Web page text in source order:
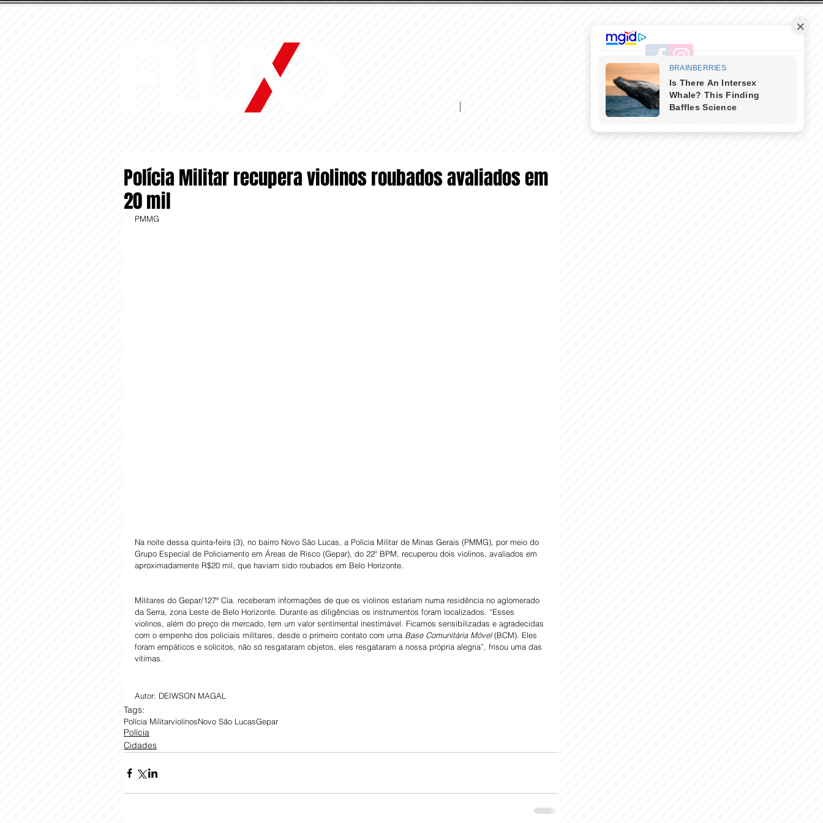
Polícia Militar recupera violinos roubados avaliados em
20 mil
PMMG
Na noite dessa quinta-feira (3), no bairro Novo São Lucas, a Polícia Militar de Minas Gerais (PMMG), por meio do
Grupo Especial de Policiamento em Áreas de Risco (Gepar), do 22º BPM, recuperou dois violinos, avaliados em
aproximadamente R$20 mil, que haviam sido roubados em Belo Horizonte.
Militares do Gepar/127ª Cia. receberam informações de que os violinos estariam numa residência no aglomerado
da Serra, zona Leste de Belo Horizonte. Durante as diligências os instrumentos foram localizados. “Esses
violinos, além do preço de mercado, tem um valor sentimental inestimável. Ficamos sensibilizadas e agradecidas
com o empenho dos policiais militares, desde o primeiro contato com uma Base Comunitária Móvel (BCM). Eles
foram empáticos e solícitos, não só resgataram objetos, eles resgataram a nossa própria alegria”, frisou uma das
vítimas.
Autor: DEIWSON MAGAL
Tags:
Polícia MilitarviolinosNovo São LucasGepar
Polícia
Cidades